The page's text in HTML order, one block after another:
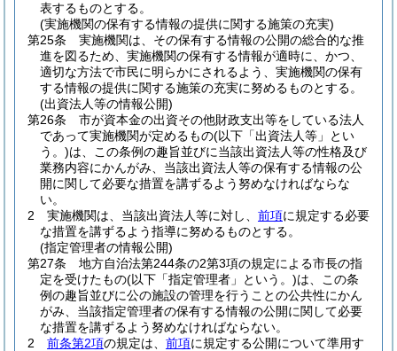
表するものとする。
(実施機関の保有する情報の提供に関する施策の充実)
第25条
実施機関は、その保有する情報の公開の総合的な推
進を図るため、実施機関の保有する情報が適時に、かつ、
適切な方法で市民に明らかにされるよう、実施機関の保有
する情報の提供に関する施策の充実に努めるものとする。
(出資法人等の情報公開)
第26条
市が資本金の出資その他財政支出等をしている法人
であって実施機関が定めるもの(以下「出資法人等」とい
う。)は、この条例の趣旨並びに当該出資法人等の性格及び
業務内容にかんがみ、当該出資法人等の保有する情報の公
開に関して必要な措置を講ずるよう努めなければならな
い。
2
実施機関は、当該出資法人等に対し、 前項に規定する必要
な措置を講ずるよう指導に努めるものとする。
(指定管理者の情報公開)
第27条
地方自治法第244条の2第3項の規定による市長の指
定を受けたもの(以下「指定管理者」という。)は、この条
例の趣旨並びに公の施設の管理を行うことの公共性にかん
がみ、当該指定管理者の保有する情報の公開に関して必要
な措置を講ずるよう努めなければならない。
2
前条第2項の規定は、 前項に規定する公開について準用す